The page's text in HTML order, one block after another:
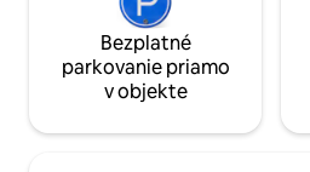
Bezplatné
parkovanie priamo
v objekte